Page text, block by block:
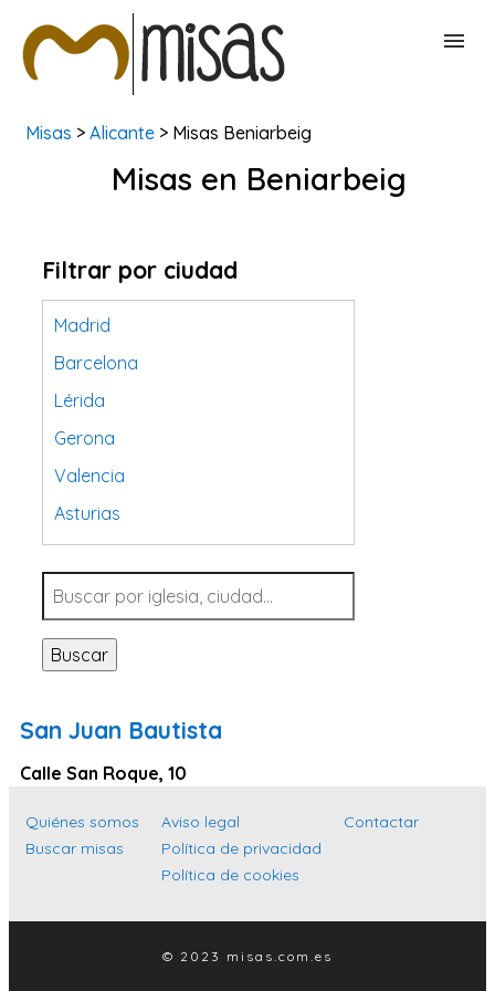
BUSCAR MISAS
Misas > Alicante > Misas Beniarbeig
Misas en Beniarbeig
Filtrar por ciudad
Madrid
Barcelona
Lérida
Gerona
Valencia
Asturias
Tarragona
Navarra
Valladolid
Sevilla
Santa Cruz de Tenerife
Cantabria
Islas Baleares
Las Palmas
Alicante
Buscar
San Juan Bautista
Calle San Roque, 10
Quiénes somos
Buscar misas
Aviso legal
Política de privacidad
Política de cookies
Contactar
© 2023 misas.com.es